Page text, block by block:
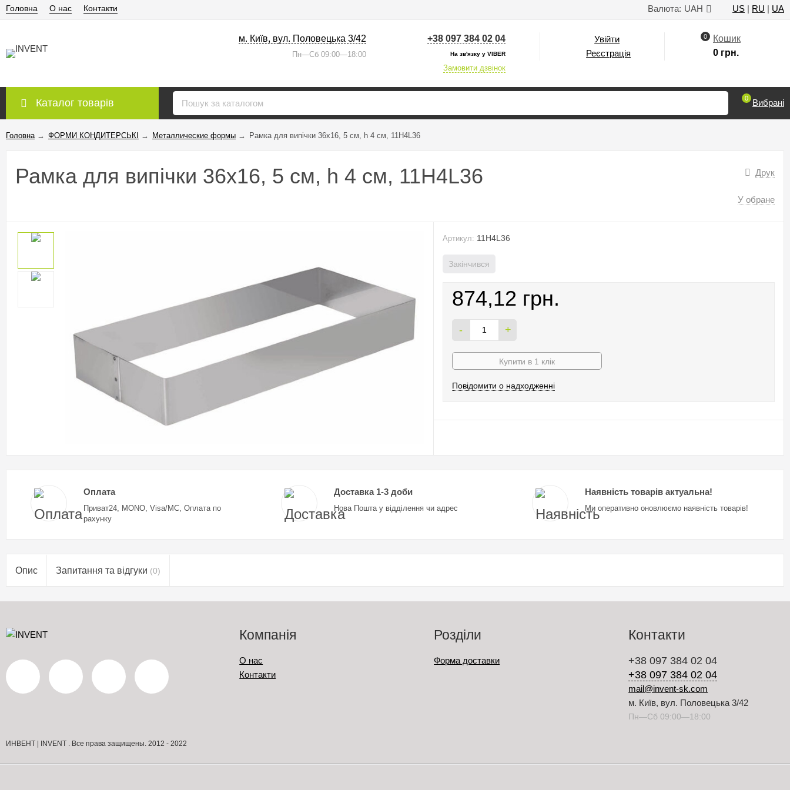
Валюта: UAH US | RU | UA
Головна О нас Контакти
м. Київ, вул. Половецька 3/42
Пн—Сб 09:00—18:00
+38 097 384 02 04
На зв'язку у VIBER
Замовити дзвінок
Увійти
Реєстрація
0
Кошик
0 грн.
Каталог товарів 0 Вибрані
Головна → ФОРМИ КОНДИТЕРСЬКІ → Металлические формы → Рамка для випічки 36х16, 5 см, h 4 см, 11H4L36
Друк
Рамка для випічки 36х16, 5 см, h 4 см, 11H4L36
У обране
Артикул: 11H4L36
Закінчився
874,12 грн.
- +
Купити в 1 клік
Повідомити о надходженні
Оплата
Приват24, MONO, Visa/MC, Оплата по
рахунку
Доставка 1-3 доби
Нова Пошта у відділення чи адрес
Наявність товарів актуальна!
Ми оперативно оновлюємо наявність товарів!
Опис Запитання та відгуки (0)
Компанія
О нас
Контакти
Розділи
Форма доставки
Контакти
+38 097 384 02 04
+38 097 384 02 04
mail@invent-sk.com
м. Київ, вул. Половецька 3/42
Пн—Сб 09:00—18:00
ИНВЕНТ | INVENT . Все права защищены. 2012 - 2022